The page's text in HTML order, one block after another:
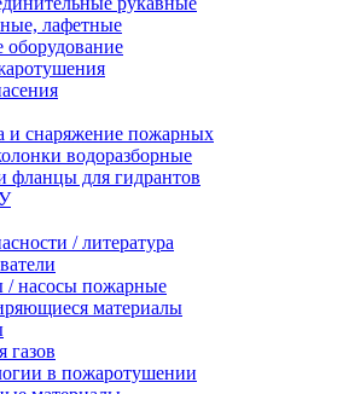
лафетные
и снаряжение пожарных
водоразборные
фланцы для гидрантов
/ литература
насосы пожарные
материалы
газов
в пожаротушении